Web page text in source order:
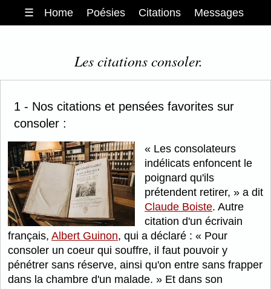
☰ Home Poésies Citations Messages
Les citations consoler.
1 - Nos citations et pensées favorites sur
consoler :
Les consolateurs
indélicats enfoncent le
poignard qu'ils
prétendent retirer,
a dit
Claude Boiste. Autre
citation d'un écrivain
français, Albert Guinon, qui a déclaré :
Pour
consoler un coeur qui souffre, il faut pouvoir y
pénétrer sans réserve, ainsi qu'on entre sans frapper
dans la chambre d'un malade.
Et dans son